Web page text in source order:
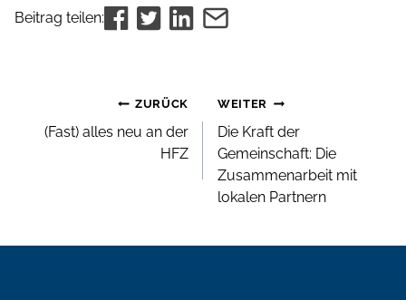
Beitrag teilen:
Beitrags-
Navigation
ZURÜCK
(Fast) alles neu an der
HFZ
WEITER
Die Kraft der
Gemeinschaft: Die
Zusammenarbeit mit
lokalen Partnern